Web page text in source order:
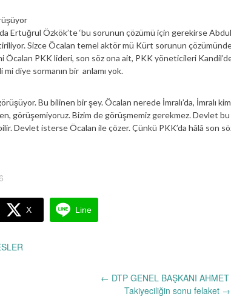
Ertuğrul Özkök’te ‘bu sorunun çözümü için gerekirse
Sizce Öcalan temel aktör mü Kürt sorunun
Öcalan PKK lideri, son söz ona ait, PKK yöneticileri
diye sormanın bir anlamı yok.
Bu bilinen bir şey. Öcalan nerede İmralı’da, İmralı
görüşemiyoruz. Bizim de görüşmemiz gerekmez. Devlet
Devlet isterse Öcalan ile çözer. Çünkü PKK’da hâlâ son
X Line
← DTP GENEL BAŞKANI
Takiyeciliğin sonu felaket →